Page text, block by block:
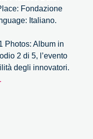
Fondazione
Italiano.
Photos: Album in
2 di 5, l’evento
degli innovatori.